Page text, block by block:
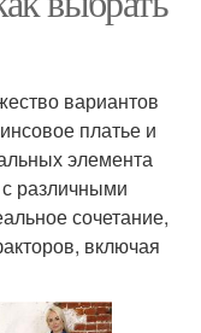
вариантов
платье и
элемента
различными
сочетание,
включая